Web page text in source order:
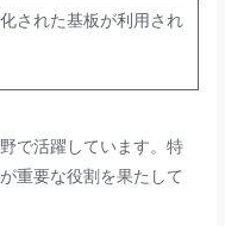
された基板が利用され
で活躍しています。特
重要な役割を果たして